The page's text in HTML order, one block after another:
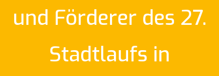
und Förderer des 27.
Stadtlaufs in